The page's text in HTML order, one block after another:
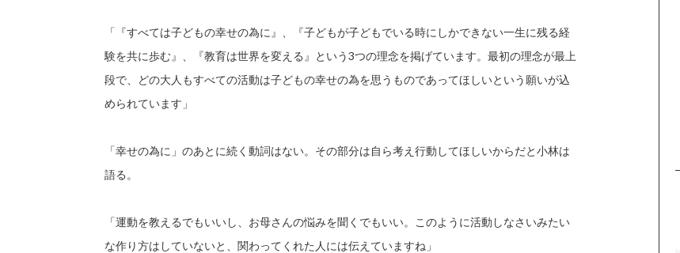
「『すべては子どもの幸せの為に』、『子どもが子どもでいる時にしかできない一生に残る経
験を共に歩む』、『教育は世界を変える』という3つの理念を掲げています。最初の理念が最上
段で、どの大人もすべての活動は子どもの幸せの為を思うものであってほしいという願いが込
められています」
「幸せの為に」のあとに続く動詞はない。その部分は自ら考え行動してほしいからだと小林は
語る。
「運動を教えるでもいいし、お母さんの悩みを聞くでもいい。このように活動しなさいみたい
な作り方はしていないと、関わってくれた人には伝えていますね」